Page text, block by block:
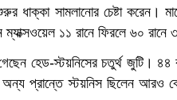
ধাক্কা সামলানোর চেষ্টা করেন।
১১ রানে ফিরলে ৬০ রানে
হেড-স্টয়নিসের চতুর্থ জুটি।
অন্য প্রান্তে স্টয়নিস ছিলেন